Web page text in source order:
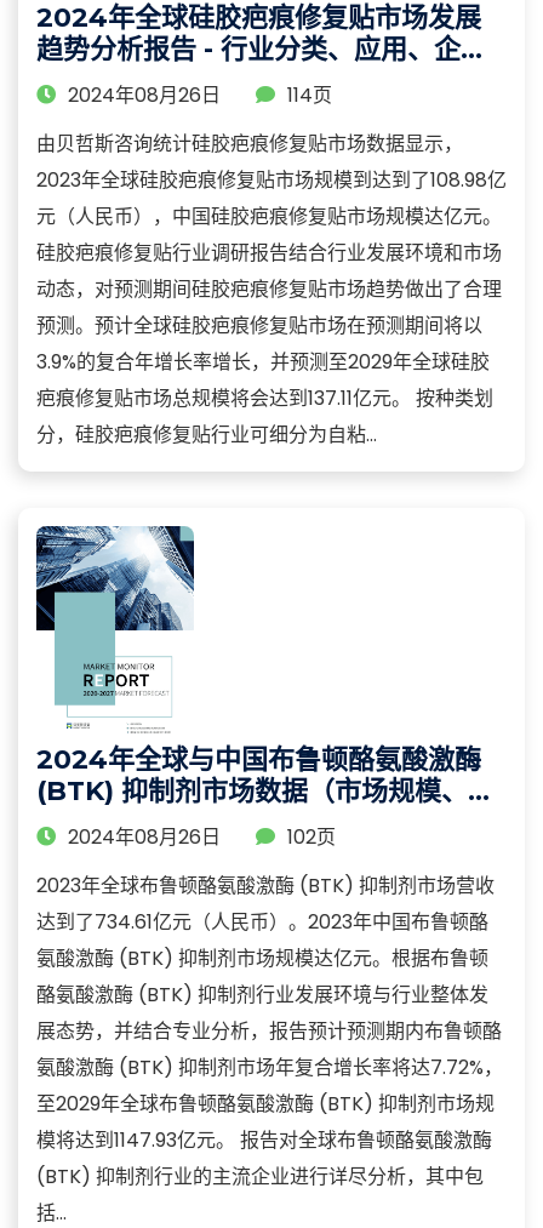
2024年全球硅胶疤痕修复贴市场发展
趋势分析报告 - 行业分类、应用、企业
及区域分析
2024年08月26日
114页
由贝哲斯咨询统计硅胶疤痕修复贴市场数据显示，
2023年全球硅胶疤痕修复贴市场规模到达到了108.98亿
元（人民币），中国硅胶疤痕修复贴市场规模达亿元。
硅胶疤痕修复贴行业调研报告结合行业发展环境和市场
动态，对预测期间硅胶疤痕修复贴市场趋势做出了合理
预测。预计全球硅胶疤痕修复贴市场在预测期间将以
3.9%的复合年增长率增长，并预测至2029年全球硅胶
疤痕修复贴市场总规模将会达到137.11亿元。 按种类划
分，硅胶疤痕修复贴行业可细分为自粘...
2024年全球与中国布鲁顿酪氨酸激酶
(BTK) 抑制剂市场数据（市场规模、价
格走势、份额占比及增速）分析报告
2024年08月26日
102页
2023年全球布鲁顿酪氨酸激酶 (BTK) 抑制剂市场营收
达到了734.61亿元（人民币）。2023年中国布鲁顿酪
氨酸激酶 (BTK) 抑制剂市场规模达亿元。根据布鲁顿
酪氨酸激酶 (BTK) 抑制剂行业发展环境与行业整体发
展态势，并结合专业分析，报告预计预测期内布鲁顿酪
氨酸激酶 (BTK) 抑制剂市场年复合增长率将达7.72%，
至2029年全球布鲁顿酪氨酸激酶 (BTK) 抑制剂市场规
模将达到1147.93亿元。 报告对全球布鲁顿酪氨酸激酶
(BTK) 抑制剂行业的主流企业进行详尽分析，其中包
括...